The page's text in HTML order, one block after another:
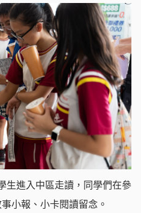
生進入中區走讀，同學們在參
小報、小卡閱讀留念。